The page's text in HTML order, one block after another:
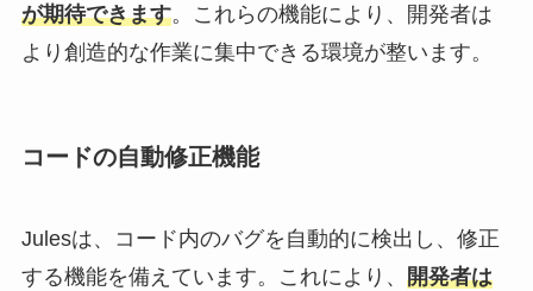
が期待できます。これらの機能により、開発者は
より創造的な作業に集中できる環境が整います。
コードの自動修正機能
Julesは、コード内のバグを自動的に検出し、修正
する機能を備えています。これにより、 開発者は